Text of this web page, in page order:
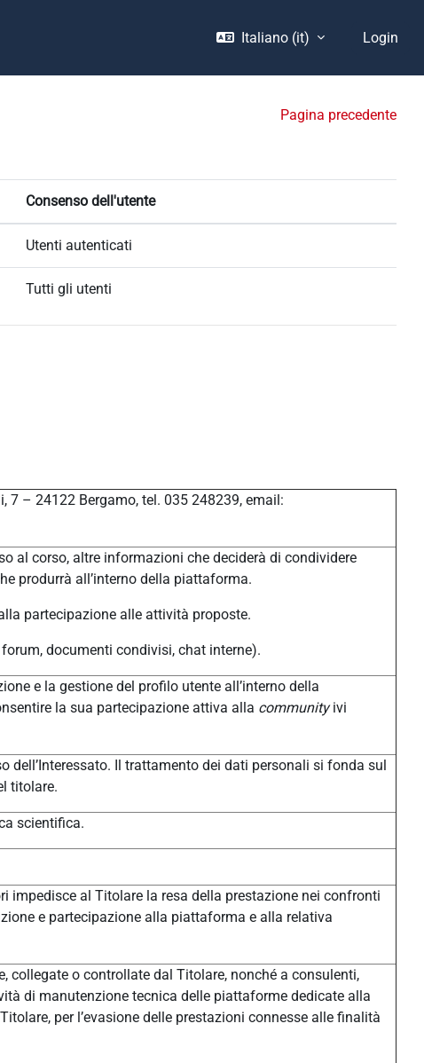
Italiano ‎(it)‎ Login
Pagina precedente
Consenso dell'utente
Utenti autenticati
Tutti gli utenti
7 – 24122 Bergamo, tel. 035 248239, email:
al corso, altre informazioni che deciderà di condividere
produrrà all’interno della piattaforma.
partecipazione alle attività proposte.
documenti condivisi, chat interne).
e la gestione del profilo utente all’interno della
la sua partecipazione attiva alla communityivi
Il trattamento dei dati personali si fonda sul
titolare.
scientifica.
al Titolare la resa della prestazione nei confronti
e partecipazione alla piattaforma e alla relativa
collegate o controllate dal Titolare, nonché a consulenti,
di manutenzione tecnica delle piattaforme dedicate alla
per l’evasione delle prestazioni connesse alle finalità